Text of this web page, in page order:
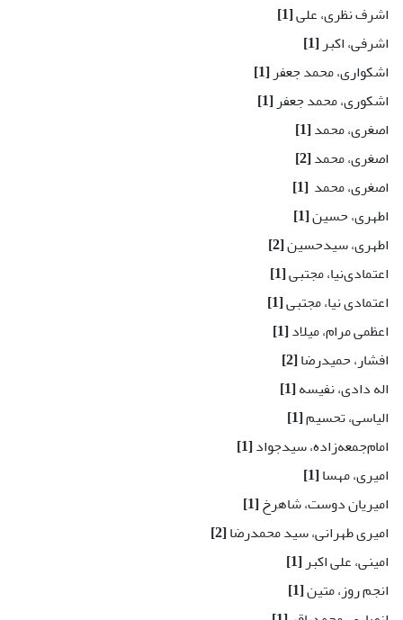
اشرف نظری، علی[1]
اشرفی، اکبر[1]
اشکواری، محمد جعفر[1]
اشکوری، محمد جعفر[1]
اصغری، محمد[1]
اصغری، محمد[2]
اصغری، محمد ‌ [1]
اطهری، حسین[1]
اطهری، سیدحسین[2]
اعتمادی‌نیا، مجتبی[1]
اعتمادی نیا، مجتبی[1]
اعظمی مرام، میلاد[1]
افشار، حمیدرضا[2]
اله دادی، نفیسه[1]
الیاسی، تحسیم[1]
امام‌جمعه‌زاده، سیدجواد[1]
امیری، مهسا[1]
امیریان دوست، شاهرخ[1]
امیری طهرانی، سید محمدرضا[2]
امینی، علی اکبر[1]
انجم روز، متین[1]